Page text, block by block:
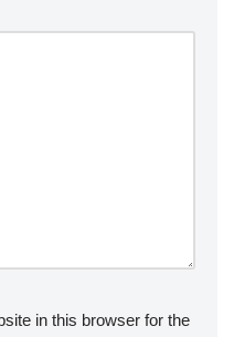
in this browser for the